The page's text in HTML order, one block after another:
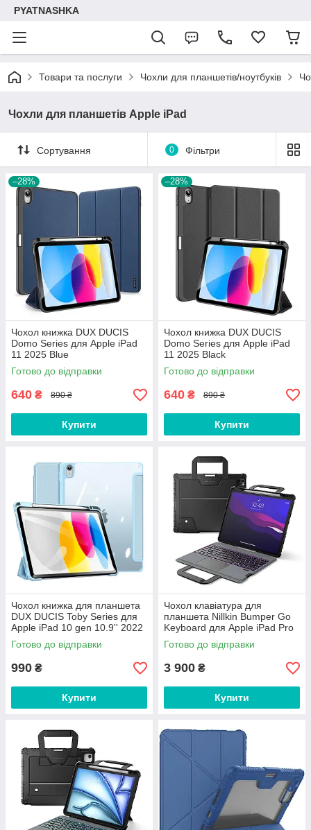
PYATNASHKA
Товари та послуги Чохли для планшетів/ноутбуків
Чохли для планшетів Apple iPad
Сортування 0 Фільтри
–28%
Чохол книжка DUX DUCIS
Domo Series для Apple iPad
11 2025 Blue
Готово до відправки
640 ₴ 890 ₴
Купити
–28%
Чохол книжка DUX DUCIS
Domo Series для Apple iPad
11 2025 Black
Готово до відправки
640 ₴ 890 ₴
Купити
Чохол книжка для планшета
DUX DUCIS Toby Series для
Apple iPad 10 gen 10.9'' 2022
/ 11'' 2025 Blue
Готово до відправки
990 ₴
Купити
Чохол клавіатура для
планшета Nillkin Bumper Go
Keyboard для Apple iPad Pro
11 2020 / 2021 / 2022 з
підсвіткою
Готово до відправки
3 900 ₴
Купити